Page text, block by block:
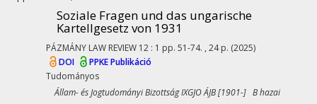
Soziale Fragen und das ungarische
Kartellgesetz von 1931
PÁZMÁNY LAW REVIEW 12 : 1 pp. 51-74. , 24 p. (2025)
DOI
PPKE Publikáció
Tudományos
Állam- és Jogtudományi Bizottság IXGJO ÁJB [1901-] B hazai